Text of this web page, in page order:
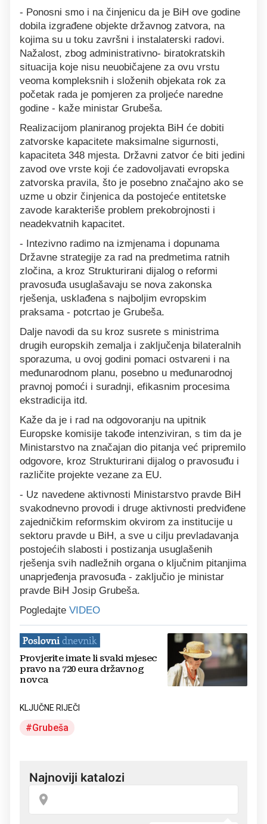
- Ponosni smo i na činjenicu da je BiH ove godine
dobila izgrađene objekte državnog zatvora, na
kojima su u toku završni i instalaterski radovi.
Nažalost, zbog administrativno- biratokratskih
situacija koje nisu neuobičajene za ovu vrstu
veoma kompleksnih i složenih objekata rok za
početak rada je pomjeren za proljeće naredne
godine - kaže ministar Grubeša.
Realizacijom planiranog projekta BiH će dobiti
zatvorske kapacitete maksimalne sigurnosti,
kapaciteta 348 mjesta. Državni zatvor će biti jedini
zavod ove vrste koji će zadovoljavati evropska
zatvorska pravila, što je posebno značajno ako se
uzme u obzir činjenica da postojeće entitetske
zavode karakteriše problem prekobrojnosti i
neadekvatnih kapacitet.
- Intezivno radimo na izmjenama i dopunama
Državne strategije za rad na predmetima ratnih
zločina, a kroz Strukturirani dijalog o reformi
pravosuđa usuglašavaju se nova zakonska
rješenja, usklađena s najboljim evropskim
praksama - potcrtao je Grubeša.
Dalje navodi da su kroz susrete s ministrima
drugih europskih zemalja i zaključenja bilateralnih
sporazuma, u ovoj godini pomaci ostvareni i na
međunarodnom planu, posebno u međunarodnoj
pravnoj pomoći i suradnji, efikasnim procesima
ekstradicija itd.
Kaže da je i rad na odgovoranju na upitnik
Europske komisije takođe intenziviran, s tim da je
Ministarstvo na značajan dio pitanja već pripremilo
odgovore, kroz Strukturirani dijalog o pravosuđu i
različite projekte vezane za EU.
- Uz navedene aktivnosti Ministarstvo pravde BiH
svakodnevno provodi i druge aktivnosti predviđene
zajedničkim reformskim okvirom za institucije u
sektoru pravde u BiH, a sve u cilju prevladavanja
postojećih slabosti i postizanja usuglašenih
rješenja svih nadležnih organa o ključnim pitanjima
unaprjeđenja pravosuđa - zaključio je ministar
pravde BiH Josip Grubeša.
Pogledajte VIDEO
Provjerite imate li svaki mjesec
pravo na 720 eura državnog
novca
KLJUČNE RIJEČI
Grubeša